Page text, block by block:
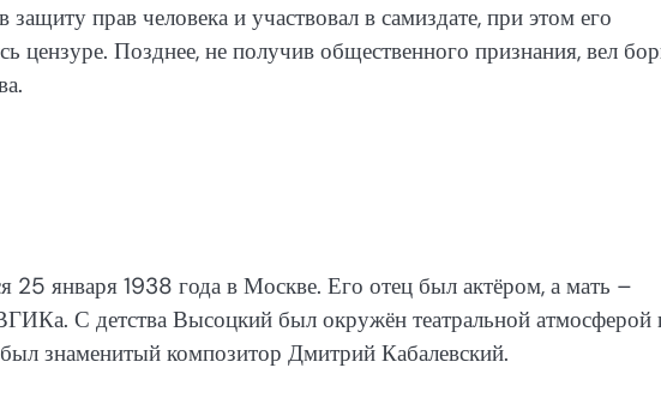
прав человека и участвовал в самиздате, при этом его
цензуре. Позднее, не получив общественного признания, вел
января 1938 года в Москве. Его отец был актёром, а мать –
С детства Высоцкий был окружён театральной атмосферой
знаменитый композитор Дмитрий Кабалевский.